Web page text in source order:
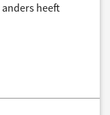
anders heeft